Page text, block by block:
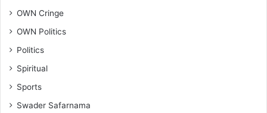
OWN Cringe
OWN Politics
Politics
Spiritual
Sports
Swader Safarnama